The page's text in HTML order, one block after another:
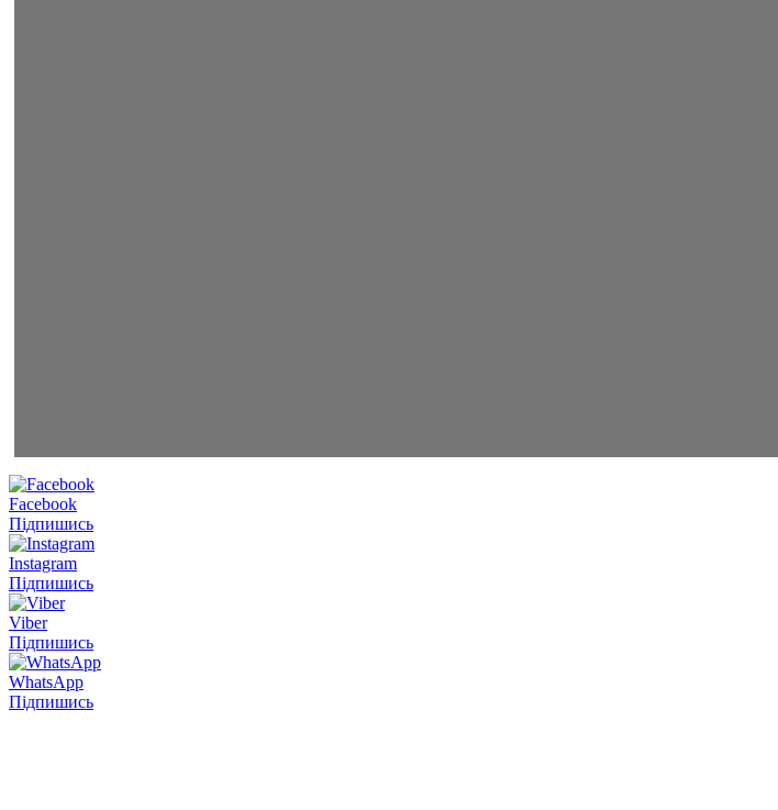
Facebook
Підпишись
Instagram
Підпишись
Viber
Підпишись
WhatsApp
Підпишись